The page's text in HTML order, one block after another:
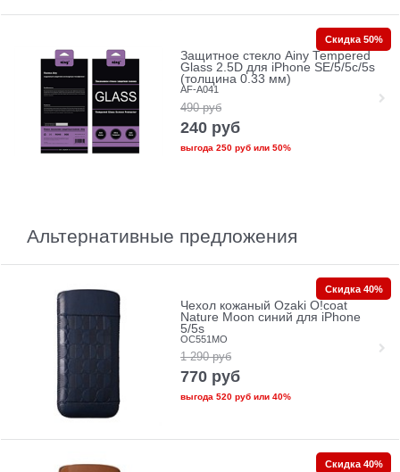
Защитное стекло Ainy Tempered
Glass 2.5D для iPhone SE/5/5c/5s
(толщина 0.33 мм)
AF-A041
490 руб
240 руб
выгода 250 рубили 50%
Скидка 50%
Альтернативные предложения
Чехол кожаный Ozaki O!coat
Nature Moon синий для iPhone
5/5s
OC551MO
1 290 руб
770 руб
выгода 520 рубили 40%
Скидка 40%
Скидка 40%